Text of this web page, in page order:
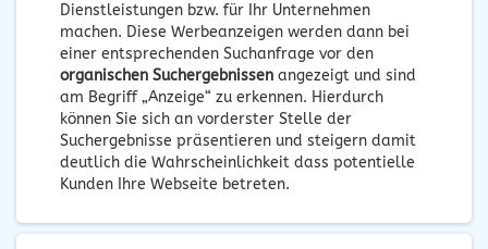
Dienstleistungen bzw. für Ihr Unternehmen
machen. Diese Werbeanzeigen werden dann bei
einer entsprechenden Suchanfrage vor den
organischen Suchergebnissen angezeigt und sind
am Begriff „Anzeige“ zu erkennen. Hierdurch
können Sie sich an vorderster Stelle der
Suchergebnisse präsentieren und steigern damit
deutlich die Wahrscheinlichkeit dass potentielle
Kunden Ihre Webseite betreten.